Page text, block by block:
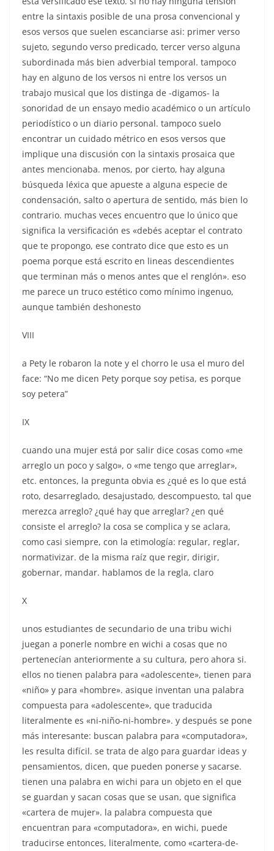
entre la sintaxis posible de una prosa convencional y
esos versos que suelen escanciarse asi: primer verso
sujeto, segundo verso predicado, tercer verso alguna
subordinada más bien adverbial temporal. tampoco
hay en alguno de los versos ni entre los versos un
trabajo musical que los distinga de -digamos- la
sonoridad de un ensayo medio académico o un artículo
periodístico o un diario personal. tampoco suelo
encontrar un cuidado métrico en esos versos que
implique una discusión con la sintaxis prosaica que
antes mencionaba. menos, por cierto, hay alguna
búsqueda léxica que apueste a alguna especie de
condensación, salto o apertura de sentido, más bien lo
contrario. muchas veces encuentro que lo único que
significa la versificación es «debés aceptar el contrato
que te propongo, ese contrato dice que esto es un
poema porque está escrito en lineas descendientes
que terminan más o menos antes que el renglón». eso
me parece un truco estético como mínimo ingenuo,
aunque también deshonesto
VIII
a Pety le robaron la note y el chorro le usa el muro del
face: “No me dicen Pety porque soy petisa, es porque
soy petera”
IX
cuando una mujer está por salir dice cosas como «me
arreglo un poco y salgo», o «me tengo que arreglar»,
etc. entonces, la pregunta obvia es ¿qué es lo que está
roto, desarreglado, desajustado, descompuesto, tal que
merezca arreglo? ¿qué hay que arreglar? ¿en qué
consiste el arreglo? la cosa se complica y se aclara,
como casi siempre, con la etimología: regular, reglar,
normativizar. de la misma raíz que regir, dirigir,
gobernar, mandar. hablamos de la regla, claro
X
unos estudiantes de secundario de una tribu wichi
juegan a ponerle nombre en wichi a cosas que no
pertenecían anteriormente a su cultura, pero ahora si.
ellos no tienen palabra para «adolescente», tienen para
«niño» y para «hombre». asique inventan una palabra
compuesta para «adolescente», que traducida
literalmente es «ni-niño-ni-hombre». y después se pone
más interesante: buscan palabra para «computadora»,
les resulta difícil. se trata de algo para guardar ideas y
pensamientos, dicen, que pueden ponerse y sacarse.
tienen una palabra en wichi para un objeto en el que
se guardan y sacan cosas que se usan, que significa
«cartera de mujer». la palabra compuesta que
encuentran para «computadora», en wichi, puede
traducirse entonces, literalmente, como «cartera-de-